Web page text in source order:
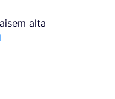
em alta